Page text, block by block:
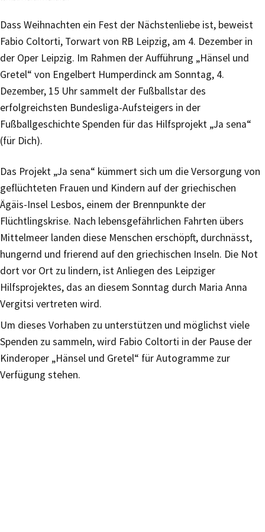
Dass Weihnachten ein Fest der Nächstenliebe ist, beweist
Fabio Coltorti, Torwart von RB Leipzig, am 4. Dezember in
der Oper Leipzig. Im Rahmen der Aufführung „Hänsel und
Gretel“ von Engelbert Humperdinck am Sonntag, 4.
Dezember, 15 Uhr sammelt der Fußballstar des
erfolgreichsten Bundesliga-Aufsteigers in der
Fußballgeschichte Spenden für das Hilfsprojekt „Ja sena“
(für Dich).
Das Projekt „Ja sena“ kümmert sich um die Versorgung von
geflüchteten Frauen und Kindern auf der griechischen
Ägäis-Insel Lesbos, einem der Brennpunkte der
Flüchtlingskrise. Nach lebensgefährlichen Fahrten übers
Mittelmeer landen diese Menschen erschöpft, durchnässt,
hungernd und frierend auf den griechischen Inseln. Die Not
dort vor Ort zu lindern, ist Anliegen des Leipziger
Hilfsprojektes, das an diesem Sonntag durch Maria Anna
Vergitsi vertreten wird.
Um dieses Vorhaben zu unterstützen und möglichst viele
Spenden zu sammeln, wird Fabio Coltorti in der Pause der
Kinderoper „Hänsel und Gretel“ für Autogramme zur
Verfügung stehen.